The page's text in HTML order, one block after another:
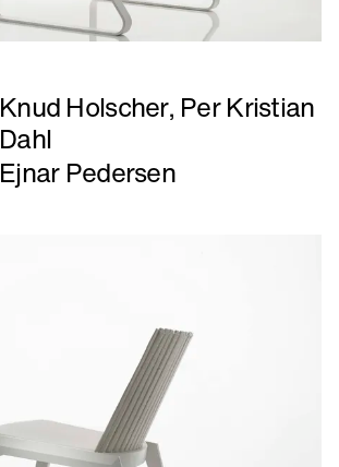
Knud Holscher, Per Kristian
Dahl
Ejnar Pedersen